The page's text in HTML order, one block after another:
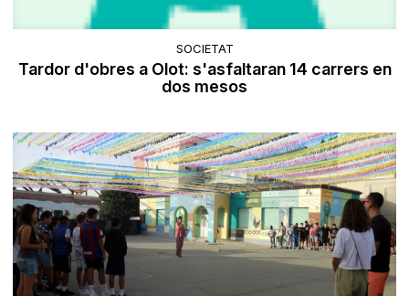
SOCIETAT
Tardor d'obres a Olot: s'asfaltaran 14 carrers en
dos mesos